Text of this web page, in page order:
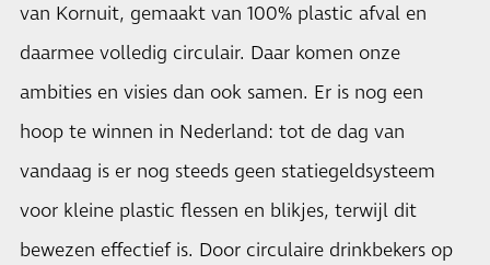
van Kornuit, gemaakt van 100% plastic afval en
daarmee volledig circulair. Daar komen onze
ambities en visies dan ook samen. Er is nog een
hoop te winnen in Nederland: tot de dag van
vandaag is er nog steeds geen statiegeldsysteem
voor kleine plastic flessen en blikjes, terwijl dit
bewezen effectief is. Door circulaire drinkbekers op